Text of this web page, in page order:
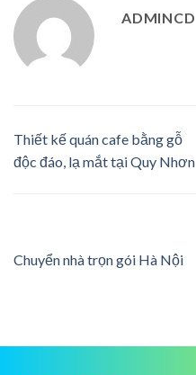
ADMINCD
Thiết kế quán cafe bằng gỗ
độc đáo, lạ mắt tại Quy Nhơn
Chuyển nhà trọn gói Hà Nội